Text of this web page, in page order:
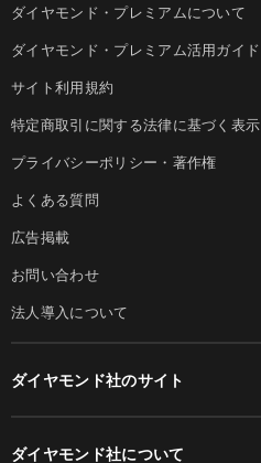
ダイヤモンド・プレミアムについて
ダイヤモンド・プレミアム活用ガイド
サイト利用規約
特定商取引に関する法律に基づく表示
プライバシーポリシー・著作権
よくある質問
広告掲載
お問い合わせ
法人導入について
ダイヤモンド社のサイト
ダイヤモンド社について